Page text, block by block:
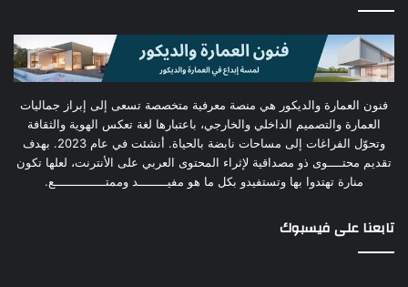
فنون العمارة والديكور هي منصة معرفية متخصصة تسعى إلى إبراز جماليات
العمارة والتصميم الداخلي والخارجي، باعتبارها لغة تعكس الهوية والثقافة
وتحوّل الفراغات إلى مساحات نابضة بالحياة. أنشئت في عام 2023. بهدف
تقديم محتــــوى ذو مصداقية لإثراء المحتوى العربي على الأنترنت، لعلها تكون
منارة تهتدوا بها وتستفيدو بكل ما هو مفيــــــــد وممتــــــــــــــع.
تابعنا على فيسبوك